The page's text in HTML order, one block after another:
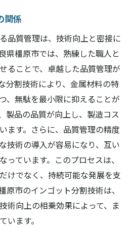
関係
品質管理は、技術向上と密接に
県橿原市では、熟練した職人と
ることで、卓越した品質管理が
分割技術により、金属材料の特
、無駄を最小限に抑えることが
製品の品質が向上し、製造コス
ます。さらに、品質管理の精度
技術の導入が容易になり、互い
っています。このプロセスは、
けでなく、持続可能な発展を支
原市のインゴット分割技術は、
術向上の相乗効果によって、ま
います。